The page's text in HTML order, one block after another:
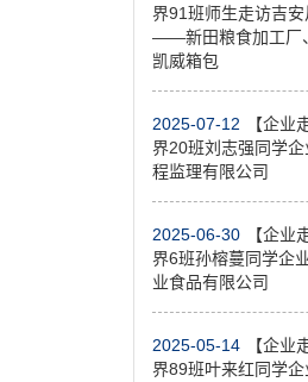
界91班师生走访吉
——新田粮食加工厂
凯威箱包
2025-07-12
【企业
界20班刘志强同学
程监理有限公司
2025-06-30
【企业
界6班孙榕蔓同学
业食品有限公司
2025-05-14
【企业
界89班叶来红同学